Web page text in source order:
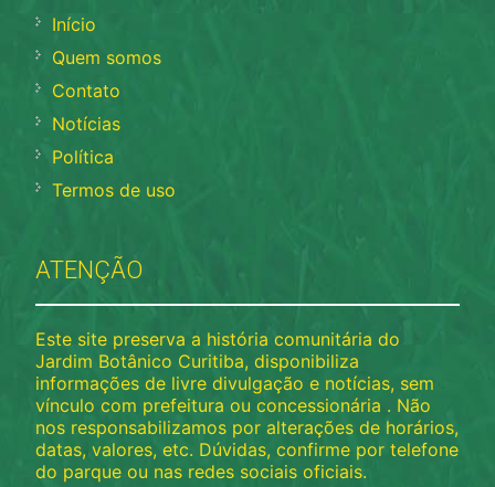
Início
Quem somos
Contato
Notícias
Política
Termos de uso
ATENÇÃO
Este site preserva a história comunitária do
Jardim Botânico Curitiba, disponibiliza
informações de livre divulgação e notícias, sem
vínculo com prefeitura ou concessionária . Não
nos responsabilizamos por alterações de horários,
datas, valores, etc. Dúvidas, confirme por telefone
do parque ou nas redes sociais oficiais.